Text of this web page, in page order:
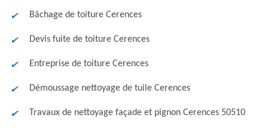
Bâchage de toiture Cerences
Devis fuite de toiture Cerences
Entreprise de toiture Cerences
Démoussage nettoyage de tuile Cerences
Travaux de nettoyage façade et pignon Cerences 50510